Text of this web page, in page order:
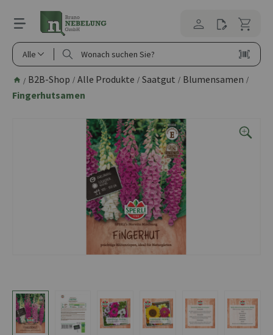
springen
Alle
/ B2B-Shop / Alle Produkte / Saatgut / Blumensamen /
Fingerhutsamen